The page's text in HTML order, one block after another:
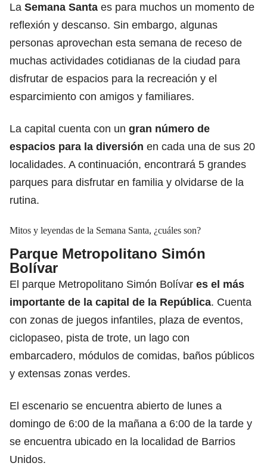
La Semana Santa es para muchos un momento de
reflexión y descanso. Sin embargo, algunas
personas aprovechan esta semana de receso de
muchas actividades cotidianas de la ciudad para
disfrutar de espacios para la recreación y el
esparcimiento con amigos y familiares.
La capital cuenta con un gran número de
espacios para la diversión en cada una de sus 20
localidades. A continuación, encontrará 5 grandes
parques para disfrutar en familia y olvidarse de la
rutina.
Mitos y leyendas de la Semana Santa, ¿cuáles son?
Parque Metropolitano Simón
Bolívar
El parque Metropolitano Simón Bolívar es el más
importante de la capital de la República. Cuenta
con zonas de juegos infantiles, plaza de eventos,
ciclopaseo, pista de trote, un lago con
embarcadero, módulos de comidas, baños públicos
y extensas zonas verdes.
El escenario se encuentra abierto de lunes a
domingo de 6:00 de la mañana a 6:00 de la tarde y
se encuentra ubicado en la localidad de Barrios
Unidos.